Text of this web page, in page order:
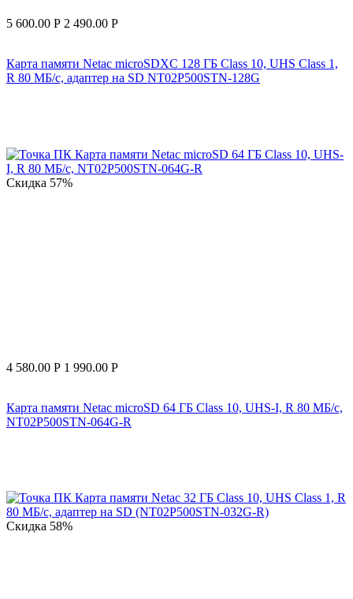
5 600.00 Р 2 490.00 Р
Карта памяти Netac microSDXC 128 ГБ Class 10, UHS Class 1,
R 80 МБ/с, адаптер на SD NT02P500STN-128G
Скидка 57%
4 580.00 Р 1 990.00 Р
Карта памяти Netac microSD 64 ГБ Class 10, UHS-I, R 80 МБ/с,
NT02P500STN-064G-R
Скидка 58%